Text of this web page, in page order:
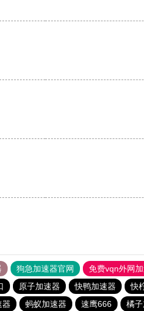
狗急加速器官网 免费vqn外网
原子加速器 快鸭加速器 快
器 蚂蚁加速器 速鹰666 橘